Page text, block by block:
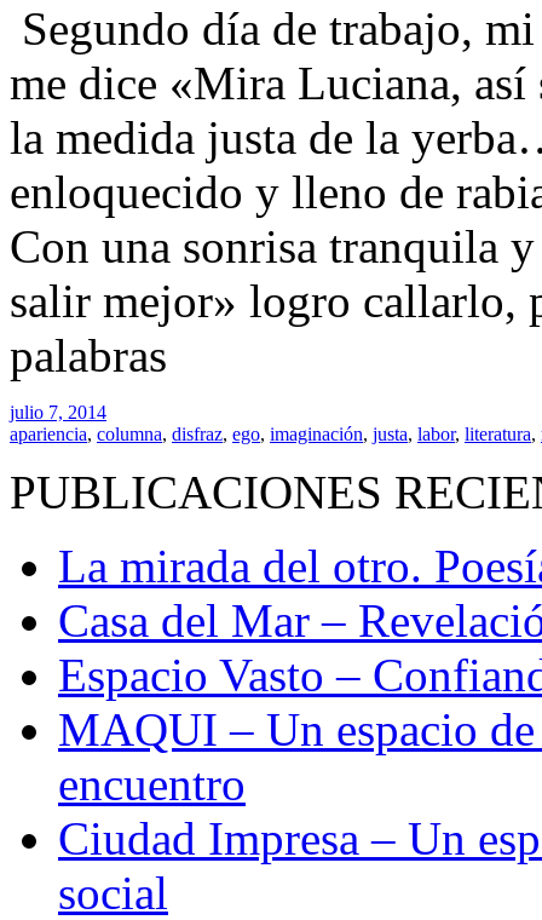
Segundo día de trabajo,
me dice «Mira Luciana, así
la medida justa de la
enloquecido y lleno de
Con una sonrisa tranquila
salir mejor» logro callarlo,
palabras
julio 7, 2014
apariencia, columna, disfraz, ego, imaginación, justa, labor, literatura,
PUBLICACIONES
La mirada del otro.
Casa del Mar –
Espacio Vasto –
MAQUI – Un espacio
encuentro
Ciudad Impresa – Un
social